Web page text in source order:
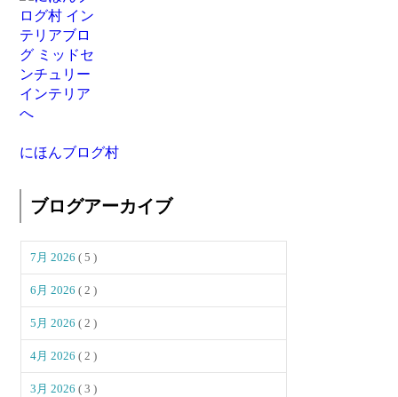
にほんブログ村
ブログアーカイブ
7月 2026( 5 )
6月 2026( 2 )
5月 2026( 2 )
4月 2026( 2 )
3月 2026( 3 )